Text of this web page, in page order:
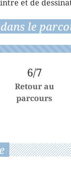
et de
le
6/7
Retour au
parcours